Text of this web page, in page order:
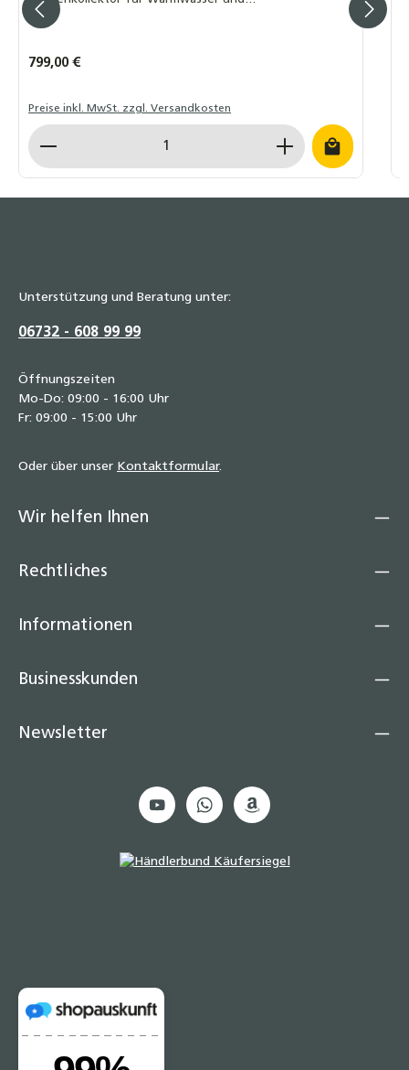
Heizungsunterstützung.
Regulärer Preis:
799,00 €
Preise inkl. MwSt. zzgl. Versandkosten
Produkt Anzahl: Gib den gewünschten Wert
Unterstützung und Beratung unter:
06732 - 608 99 99
Öffnungszeiten
Mo-Do: 09:00 - 16:00 Uhr
Fr: 09:00 - 15:00 Uhr
Oder über unser Kontaktformular.
Wir helfen Ihnen
Rechtliches
Informationen
Businesskunden
Newsletter